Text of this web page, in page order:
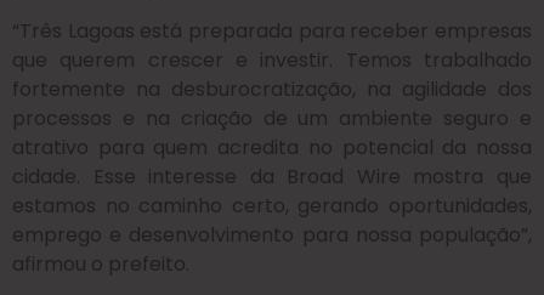
“Três Lagoas está preparada para receber empresas
que querem crescer e investir. Temos trabalhado
fortemente na desburocratização, na agilidade dos
processos e na criação de um ambiente seguro e
atrativo para quem acredita no potencial da nossa
cidade. Esse interesse da Broad Wire mostra que
estamos no caminho certo, gerando oportunidades,
emprego e desenvolvimento para nossa população”,
afirmou o prefeito.